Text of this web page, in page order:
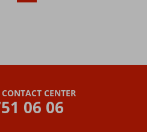
CENTER
06 06